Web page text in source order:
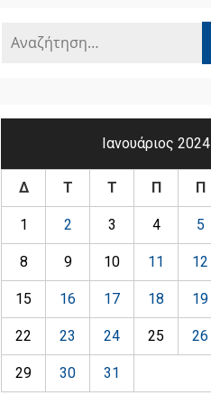
Ιανουάριος 2024
Δ Τ Τ Π Π
1 2 3 4 5
8 9 10 11 12
15 16 17 18 19
22 23 24 25 26
29 30 31